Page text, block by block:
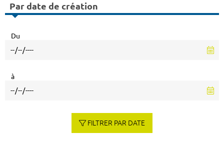
Par date de création
Du
à
FILTRER PAR DATE